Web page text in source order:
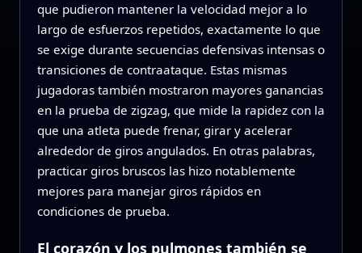
que pudieron mantener la velocidad mejor a lo
largo de esfuerzos repetidos, exactamente lo que
se exige durante secuencias defensivas intensas o
transiciones de contraataque. Estas mismas
jugadoras también mostraron mayores ganancias
en la prueba de zigzag, que mide la rapidez con la
que una atleta puede frenar, girar y acelerar
alrededor de giros angulados. En otras palabras,
practicar giros bruscos las hizo notablemente
mejores para manejar giros rápidos en
condiciones de prueba.
El corazón y los pulmones también se